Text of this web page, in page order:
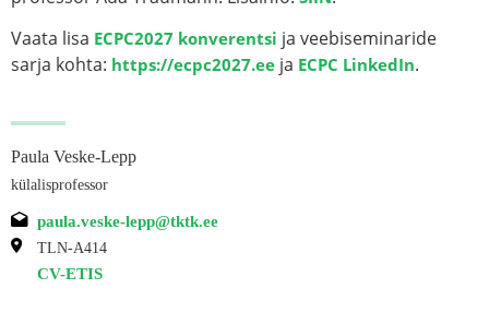
Vaata lisa ECPC2027 konverentsi ja veebiseminaride
sarja kohta: https://ecpc2027.ee ja ECPC LinkedIn.
Paula Veske-Lepp
külalisprofessor
paula.veske-lepp@tktk.ee
TLN-A414
CV-ETIS